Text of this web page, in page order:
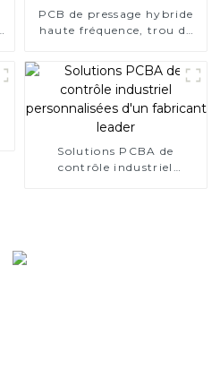
PCB de pressage hybride
haute fréquence, trou de
Solutions PCBA de
contrôle industriel